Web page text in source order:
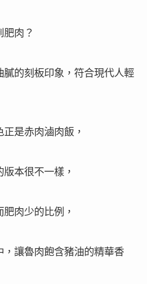
肉？
的刻板印象，符合現代人輕
正是赤肉滷肉飯，
本很不一樣，
肉少的比例，
讓魯肉飽含豬油的精華香